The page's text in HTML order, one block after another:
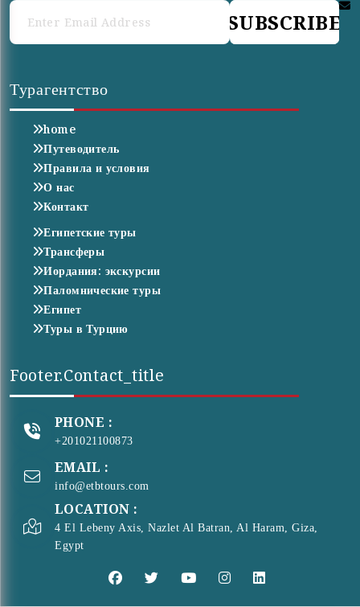
SUBSCRIBE
Турагентство
home
Путеводитель
Правила и условия
О нас
Контакт
Египетские туры
Трансферы
Иордания: экскурсии
Паломнические туры
Египет
Туры в Турцию
Footer.contact_title
PHONE :
+201021100873
EMAIL :
info@etbtours.com
LOCATION :
4 El Lebeny Axis, Nazlet Al Batran, Al Haram, Giza,
Egypt